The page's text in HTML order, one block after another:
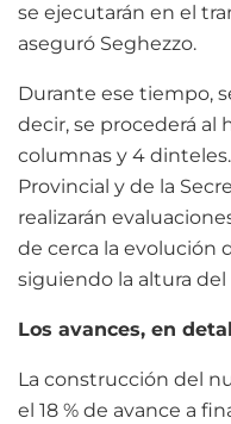
se ejecutarán en el
aseguró Seghezzo.
Durante ese tiempo,
decir, se procederá al
columnas y 4
Provincial y de la
realizarán
de cerca la evolución
siguiendo la altura
Los avances, en
La construcción del
el 18 % de avance a